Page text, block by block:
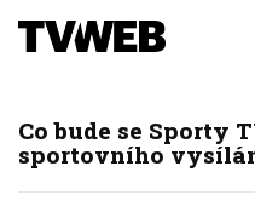
Co bude se Sporty
sportovního